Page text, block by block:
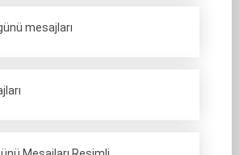
mesajları